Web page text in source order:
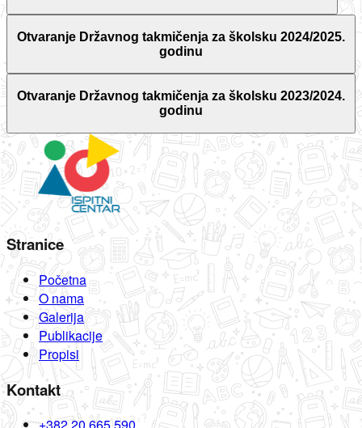
Otvaranje Državnog takmičenja za školsku 2024/2025.
godinu
Otvaranje Državnog takmičenja za školsku 2023/2024.
godinu
Stranice
Početna
O nama
Galerija
Publikacije
Propisi
Kontakt